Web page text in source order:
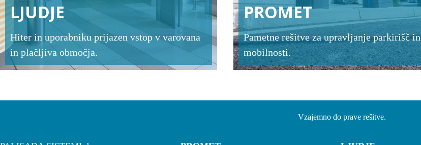
LJUDJE
Hiter in uporabniku prijazen vstop v varovana
in plačljiva območja.
PROMET
Pametne rešitve za upravljanje parkirišč in
mobilnosti.
Vzajemno do prave rešitve.